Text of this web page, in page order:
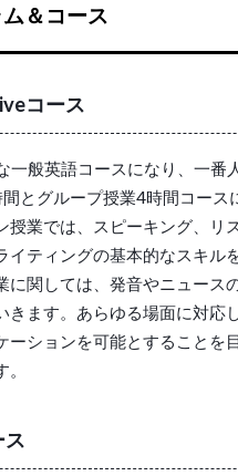
＆コース
コース
一般英語コースになり、一番
とグループ授業4時間コース
授業では、スピーキング、リ
イティングの基本的なスキル
に関しては、発音やニュース
きます。あらゆる場面に対応
ーションを可能とすることを